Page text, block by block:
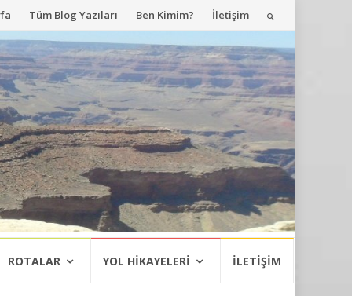
Tüm Blog Yazıları Ben Kimim? İletişim
ROTALAR YOL HIKAYELERI İLETIŞIM